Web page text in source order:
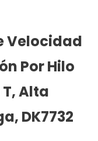
Velocidad
Por Hilo
T, Alta
DK7732